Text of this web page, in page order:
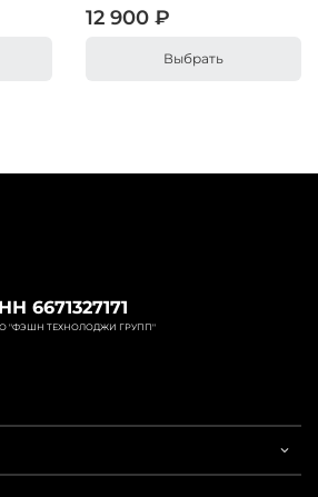
12 900 ₽
Выбрать
6671327171
"ФЭШН ТЕХНОЛОДЖИ ГРУПП"